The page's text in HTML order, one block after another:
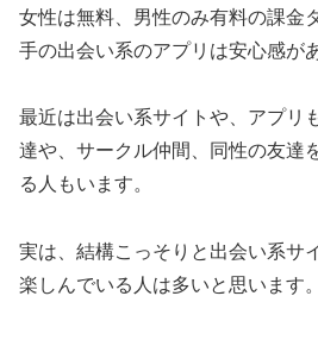
女性は無料、男性のみ有料の課金
手の出会い系のアプリは安心感が
最近は出会い系サイトや、アプリ
達や、サークル仲間、同性の友達
る人もいます。
実は、結構こっそりと出会い系サ
楽しんでいる人は多いと思います。